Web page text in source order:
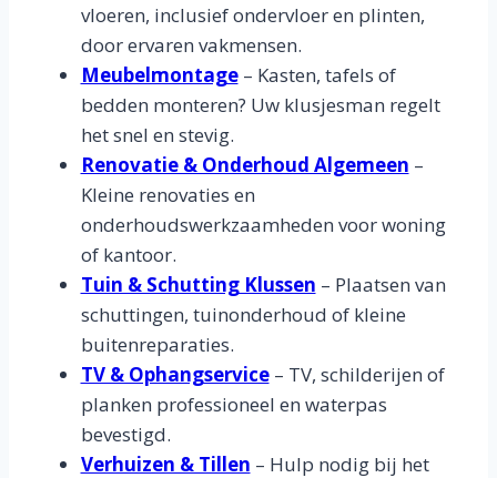
vloeren, inclusief ondervloer en plinten,
door ervaren vakmensen.
Meubelmontage– Kasten, tafels of
bedden monteren? Uw klusjesman regelt
het snel en stevig.
Renovatie & Onderhoud Algemeen –
Kleine renovaties en
onderhoudswerkzaamheden voor woning
of kantoor.
Tuin & Schutting Klussen – Plaatsen van
schuttingen, tuinonderhoud of kleine
buitenreparaties.
TV & Ophangservice– TV, schilderijen of
planken professioneel en waterpas
bevestigd.
Verhuizen & Tillen – Hulp nodig bij het